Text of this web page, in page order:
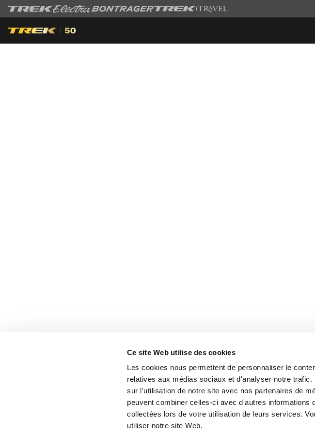
Ce site Web utilise des cookies
Les cookies nous permettent de personnaliser le
relatives aux médias sociaux et d'analyser notre
sur l'utilisation de notre site avec nos partenaires de
peuvent combiner celles-ci avec d'autres informations
collectées lors de votre utilisation de leurs services.
utiliser notre site Web.